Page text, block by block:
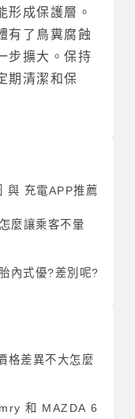
形成保護層。
有了鳥糞腐蝕
步擴大。保持
期清潔和保
與 充電APP推薦
麼讓乘客不暈
內式優?差別呢?
差異不大怎麼
和 MAZDA 6